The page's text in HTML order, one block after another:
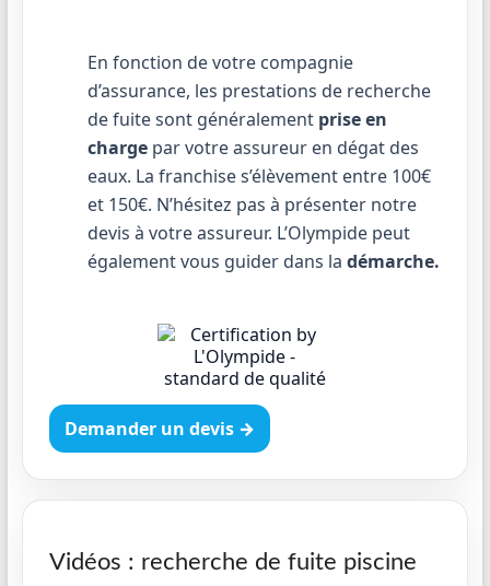
En fonction de votre compagnie
d’assurance, les prestations de recherche
de fuite sont généralement prise en
chargepar votre assureur en dégat des
eaux. La franchise s’élèvement entre 100€
et 150€. N’hésitez pas à présenter notre
devis à votre assureur. L’Olympide peut
également vous guider dans la démarche.
Demander un devis →
Vidéos : recherche de fuite piscine